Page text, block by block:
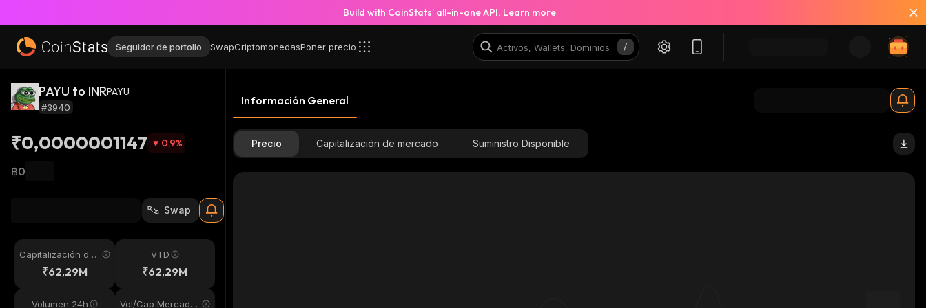
Build with CoinStats’ all-in-one API. Learn more
Seguidor de portolio SwapCriptomonedasPoner precio
PAYU to INRPAYU
#3940
₹0,0000001147 0,9%
฿0
Swap
Capitalización de
mercado₹62,29M
VTD
₹62,29M
Volumen 24h Vol/Cap Mercado
Información General
Precio Capitalización de mercado Suministro Disponible